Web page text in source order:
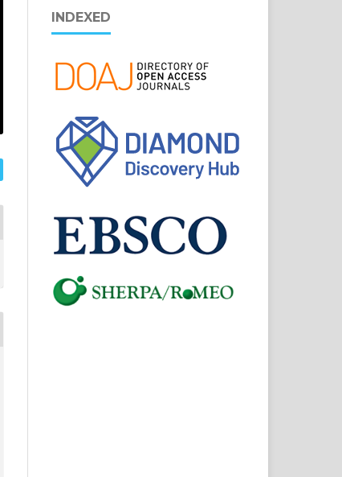
INDEXED